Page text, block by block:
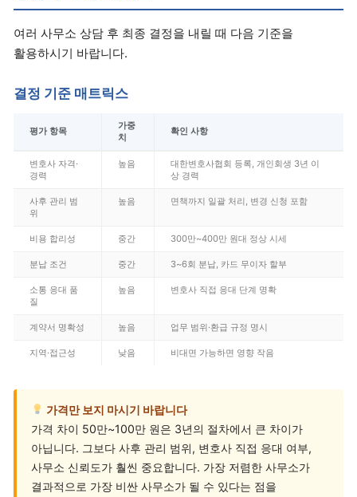
여러 사무소 상담 후 최종 결정을 내릴 때 다음 기준을
활용하시기 바랍니다.
결정 기준 매트릭스
평가 항목
가중
치
확인 사항
변호사 자격·
경력
높음
대한변호사협회 등록, 개인회생 3년 이
상 경력
사후 관리 범
위
높음 면책까지 일괄 처리, 변경 신청 포함
비용 합리성 중간 300만~400만 원대 정상 시세
분납 조건 중간 3~6회 분납, 카드 무이자 할부
소통 응대 품
질
높음 변호사 직접 응대 단계 명확
계약서 명확성 높음 업무 범위·환급 규정 명시
지역·접근성 낮음 비대면 가능하면 영향 작음
가격만 보지 마시기 바랍니다
가격 차이 50만~100만 원은 3년의 절차에서 큰 차이가
아닙니다. 그보다 사후 관리 범위, 변호사 직접 응대 여부,
사무소 신뢰도가 훨씬 중요합니다. 가장 저렴한 사무소가
결과적으로 가장 비싼 사무소가 될 수 있다는 점을